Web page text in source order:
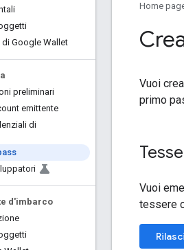
Google Wallet
preliminari
emittente
di
d'imbarco
Home
Vuoi
primo
Vuoi
tessere